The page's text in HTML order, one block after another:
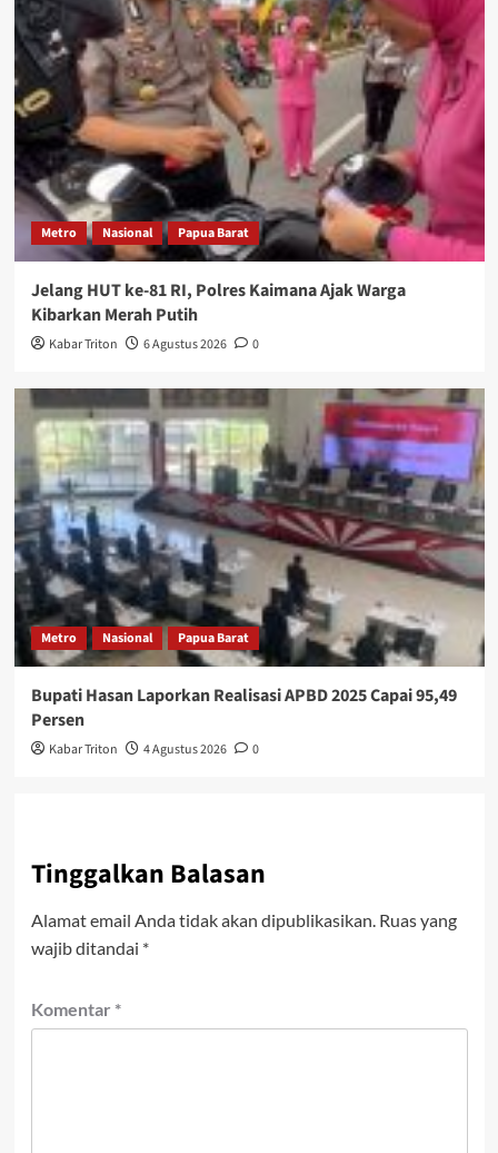
Metro Nasional Papua Barat
Jelang HUT ke-81 RI, Polres Kaimana Ajak Warga
Kibarkan Merah Putih
Kabar Triton 6 Agustus 2026 0
Metro Nasional Papua Barat
Bupati Hasan Laporkan Realisasi APBD 2025 Capai 95,49
Persen
Kabar Triton 4 Agustus 2026 0
Tinggalkan Balasan
Alamat email Anda tidak akan dipublikasikan. Ruas yang
wajib ditandai *
Komentar *